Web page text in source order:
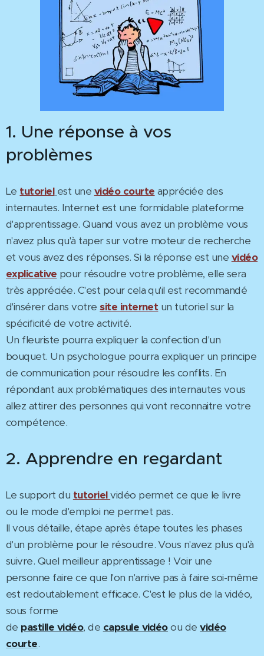
1. Une réponse à vos
problèmes
Le tutoriel est une vidéo courte appréciée des
internautes. Internet est une formidable plateforme
d'apprentissage. Quand vous avez un problème vous
n'avez plus qu'à taper sur votre moteur de recherche
et vous avez des réponses. Si la réponse est une vidéo
explicative pour résoudre votre problème, elle sera
très appréciée. C'est pour cela qu'il est recommandé
d'insérer dans votresite internet un tutoriel sur la
spécificité de votre activité.
Un fleuriste pourra expliquer la confection d'un
bouquet. Un psychologue pourra expliquer un principe
de communication pour résoudre les conflits. En
répondant aux problématiques des internautes vous
allez attirer des personnes qui vont reconnaitre votre
compétence.
2. Apprendre en regardant
Le support du tutorielvidéo permet ce que le livre
ou le mode d'emploi ne permet pas.
Il vous détaille, étape après étape toutes les phases
d'un problème pour le résoudre. Vous n'avez plus qu'à
suivre. Quel meilleur apprentissage ! Voir une
personne faire ce que l'on n'arrive pas à faire soi-même
est redoutablement efficace. C'est le plus de la vidéo,
sous forme
de pastille vidéo, de capsule vidéoou devidéo
courte.